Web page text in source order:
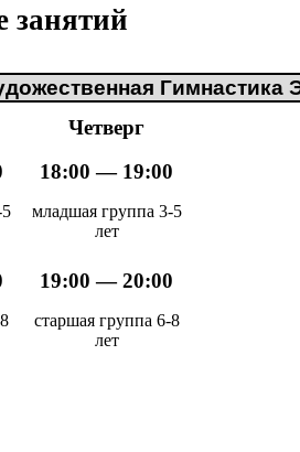
занятий
Четверг
18:00 — 19:00
младшая группа 3-5
лет
19:00 — 20:00
старшая группа 6-8
лет